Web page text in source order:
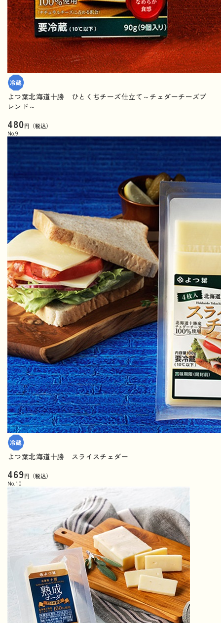
よつ葉北海道十勝 ひとくちチーズ仕立て～チェダーチーズブ
レンド～
480円（税込）
No. 9
よつ葉北海道十勝 スライスチェダー
469円（税込）
No. 10